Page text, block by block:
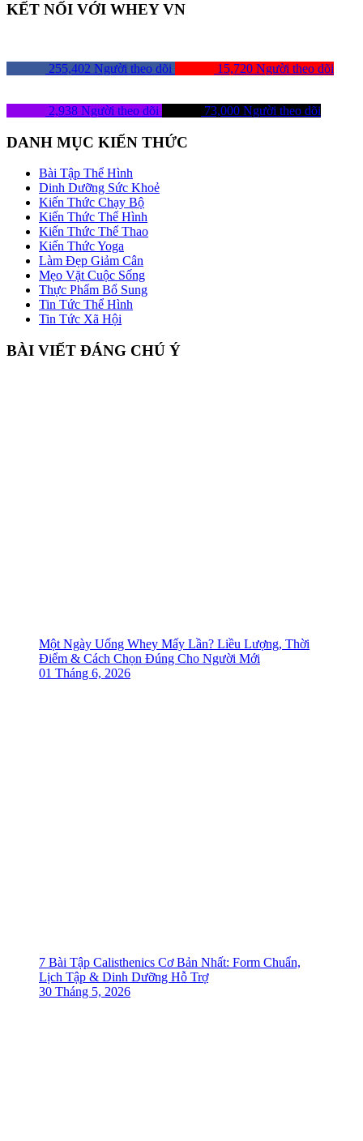
KẾT NỐI VỚI WHEY VN
255,402 Người theo dõi 15,720 Người theo dõi
2,938 Người theo dõi 73,000 Người theo dõi
DANH MỤC KIẾN THỨC
Bài Tập Thể Hình
Dinh Dưỡng Sức Khoẻ
Kiến Thức Chạy Bộ
Kiến Thức Thể Hình
Kiến Thức Thể Thao
Kiến Thức Yoga
Làm Đẹp Giảm Cân
Mẹo Vặt Cuộc Sống
Thực Phẩm Bổ Sung
Tin Tức Thể Hình
Tin Tức Xã Hội
BÀI VIẾT ĐÁNG CHÚ Ý
Một Ngày Uống Whey Mấy Lần? Liều Lượng, Thời
Điểm & Cách Chọn Đúng Cho Người Mới
01 Tháng 6, 2026
7 Bài Tập Calisthenics Cơ Bản Nhất: Form Chuẩn,
Lịch Tập & Dinh Dưỡng Hỗ Trợ
30 Tháng 5, 2026